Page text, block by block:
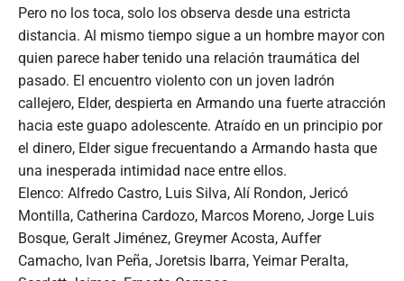
Pero no los toca, solo los observa desde una estricta
distancia. Al mismo tiempo sigue a un hombre mayor con
quien parece haber tenido una relación traumática del
pasado. El encuentro violento con un joven ladrón
callejero, Elder, despierta en Armando una fuerte atracción
hacia este guapo adolescente. Atraído en un principio por
el dinero, Elder sigue frecuentando a Armando hasta que
una inesperada intimidad nace entre ellos.
Elenco: Alfredo Castro, Luis Silva, Alí Rondon, Jericó
Montilla, Catherina Cardozo, Marcos Moreno, Jorge Luis
Bosque, Geralt Jiménez, Greymer Acosta, Auffer
Camacho, Ivan Peña, Joretsis Ibarra, Yeimar Peralta,